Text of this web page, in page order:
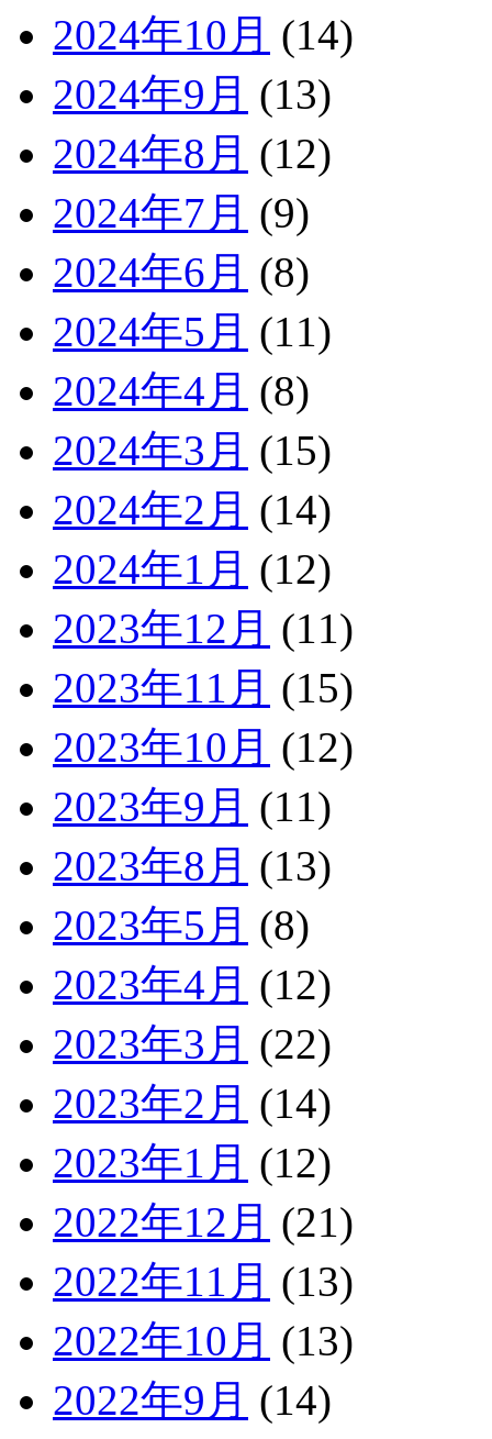
2024年10月 (14)
2024年9月 (13)
2024年8月 (12)
2024年7月 (9)
2024年6月 (8)
2024年5月 (11)
2024年4月 (8)
2024年3月 (15)
2024年2月 (14)
2024年1月 (12)
2023年12月 (11)
2023年11月 (15)
2023年10月 (12)
2023年9月 (11)
2023年8月 (13)
2023年5月 (8)
2023年4月 (12)
2023年3月 (22)
2023年2月 (14)
2023年1月 (12)
2022年12月 (21)
2022年11月 (13)
2022年10月 (13)
2022年9月 (14)